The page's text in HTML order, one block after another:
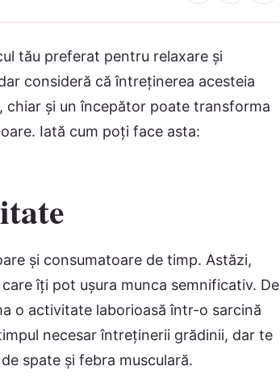
tău preferat pentru relaxare și
consideră că întreținerea acesteia
chiar și un începător poate transforma
Iată cum poți face asta:
și consumatoare de timp. Astăzi,
îți pot ușura munca semnificativ. De
o activitate laborioasă într-o sarcină
necesar întreținerii grădinii, dar te
spate și febra musculară.